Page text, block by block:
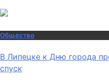
Общество
В Липецке к Дню города
спуск